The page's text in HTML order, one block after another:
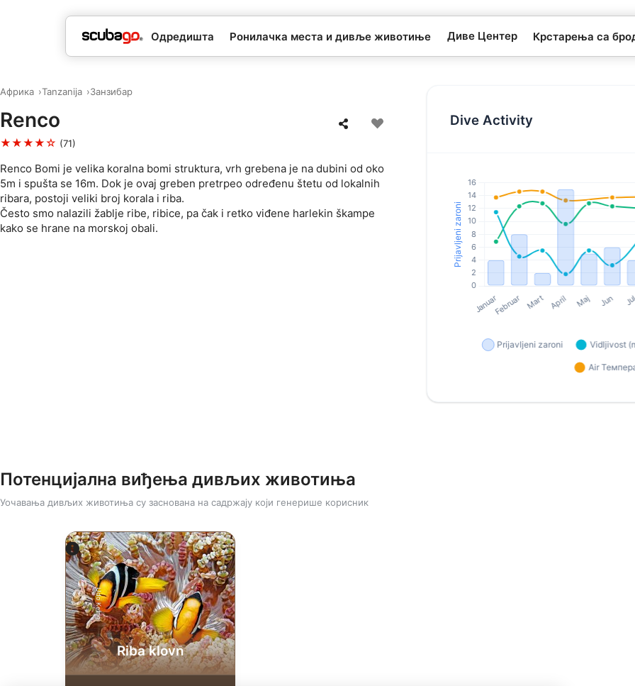
Одредишта Ронилачка места и дивље животиње Диве Центер Крстарења са
Африка Tanzanija Занзибар
Renco
★★★★☆ (71)
Renco Bomi je velika koralna bomi struktura, vrh grebena je na dubini od oko
5m i spušta se 16m. Dok je ovaj greben pretrpeo određenu štetu od lokalnih
ribara, postoji veliki broj korala i riba.
Često smo nalazili žablje ribe, ribice, pa čak i retko viđene harlekin škampe
kako se hrane na morskoj obali.
Dive Activity
Потенцијална виђења дивљих животиња
Уочавања дивљих животиња су заснована на садржају који генерише корисник
Udo Kefrig
Riba klovn